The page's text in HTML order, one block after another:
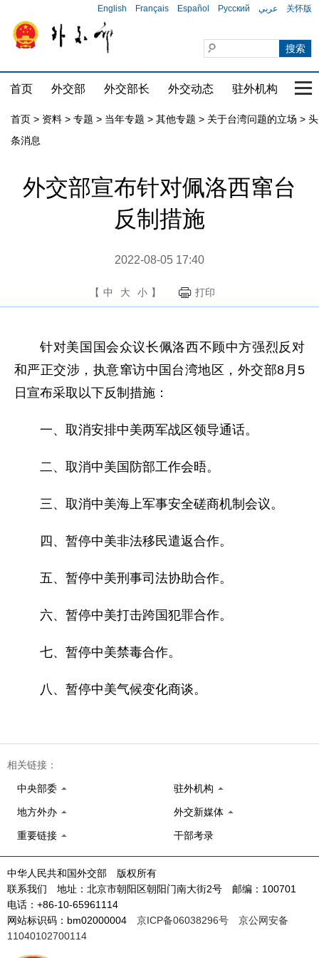
English Français Español Русский عربي 关怀版
首页 外交部 外交部长 外交动态 驻外机构 国
首页 > 资料 > 专题 > 当年专题 > 其他专题 > 关于台湾问题的立场 > 头
条消息
外交部宣布针对佩洛西窜台
反制措施
2022-08-05 17:40
【 中 大 小 】 打印
针对美国国会众议长佩洛西不顾中方强烈反对
和严正交涉，执意窜访中国台湾地区，外交部8月5
日宣布采取以下反制措施：
一、取消安排中美两军战区领导通话。
二、取消中美国防部工作会晤。
三、取消中美海上军事安全磋商机制会议。
四、暂停中美非法移民遣返合作。
五、暂停中美刑事司法协助合作。
六、暂停中美打击跨国犯罪合作。
七、暂停中美禁毒合作。
八、暂停中美气候变化商谈。
相关链接：
中央部委 驻外机构
地方外办 外交新媒体
重要链接 干部考录
中华人民共和国外交部 版权所有
联系我们 地址：北京市朝阳区朝阳门南大街2号 邮编：100701
电话：+86-10-65961114
网站标识码：bm02000004 京ICP备06038296号
京公网安备
11040102700114